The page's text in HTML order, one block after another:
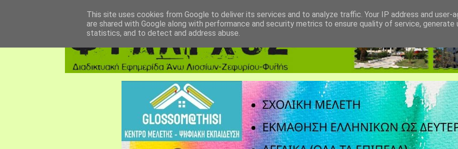
This site uses cookies from Google to deliver its services and to analyze traffic. Your IP address and user-
are shared with Google along with performance and security metrics to ensure quality of service, generate
statistics, and to detect and address abuse.